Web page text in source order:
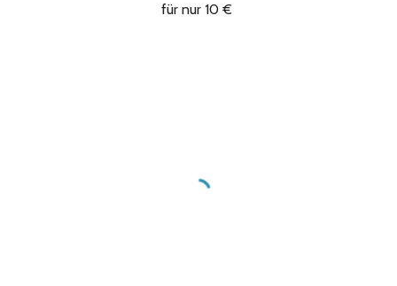
für nur 10 €